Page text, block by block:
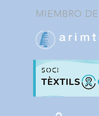
MIEMBRO